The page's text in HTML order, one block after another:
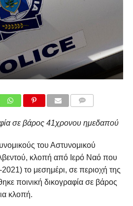
σε βάρος 41χρονου ημεδαπού
του Αστυνομικού
κλοπή από Ιερό Ναό που
το μεσημέρι, σε περιοχή της
ποινική δικογραφία σε βάρος
κλοπή.